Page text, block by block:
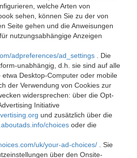
welche Arten von
sehen, können Sie zu der von
Seite gehen und die Anweisungen
nutzungsabhängige Anzeigen
adpreferences/ad_settings
. Die
unabhängig, d.h. sie sind auf alle
Desktop-Computer oder mobile
der Verwendung von Cookies zur
widersprechen: über die Opt-
Initiative
und zusätzlich über die
choices oder die
uk/your-ad-choices/
. Sie
über den Onsite-